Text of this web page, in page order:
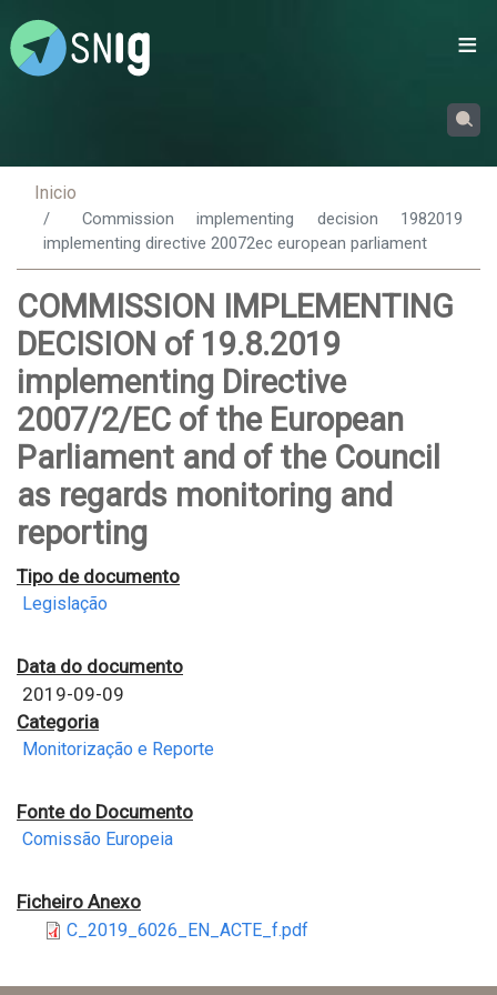
Inicio
Commission implementing decision 1982019
implementing directive 20072ec european parliament
COMMISSION IMPLEMENTING
DECISION of 19.8.2019
implementing Directive
2007/2/EC of the European
Parliament and of the Council
as regards monitoring and
reporting
Tipo de documento
Legislação
Data do documento
2019-09-09
Categoria
Monitorização e Reporte
Fonte do Documento
Comissão Europeia
Ficheiro Anexo
C_2019_6026_EN_ACTE_f.pdf